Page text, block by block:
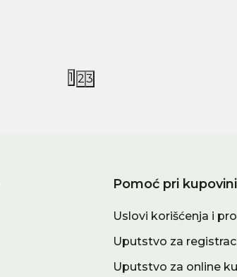
1 23
Pomoć pri kupovini
Uslovi korišćenja i
Uputstvo za
Uputstvo za online